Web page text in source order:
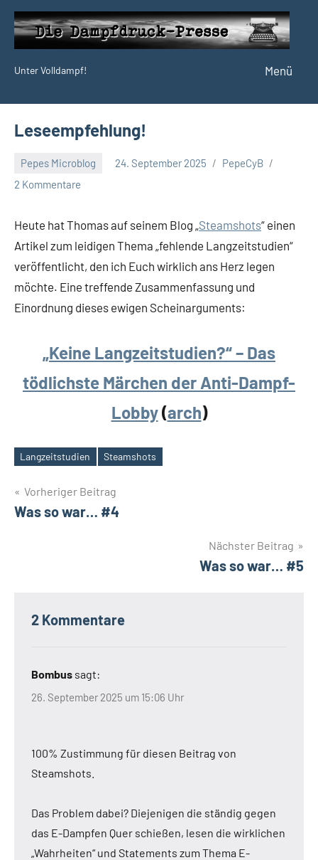
Zum
Inhalt
springen
Dampfdruck-
Presse
Unter Volldampf! Menü
Leseempfehlung!
Pepes Microblog 24. September 2025
PepeCyB
2 Kommentare
Heute hat Thomas auf seinem Blog „ Steamshots“ einen
Artikel zum leidigen Thema „fehlende Langzeitstudien“
veröffentlicht, den ich Euch wirklich ans Herz legen
möchte. Eine treffende Zusammenfassung und
Einordnung dieses ewigen Scheinarguments:
„Keine Langzeitstudien?“ – Das
tödlichste Märchen der Anti-Dampf-
Lobby(arch)
Schlagwörter
Langzeitstudien Steamshots
Beitrags-
Navigation
Vorheriger Beitrag
Was so war… #4
Nächster Beitrag
Was so war… #5
2 Kommentare
Bombus sagt:
26. September 2025 um 15:06 Uhr
100% Zustimmung für diesen Beitrag von
Steamshots.
Das Problem dabei? Diejenigen die ständig gegen
das E-Dampfen Quer schießen, lesen die wirklichen
„Wahrheiten“ und Statements zum Thema E-